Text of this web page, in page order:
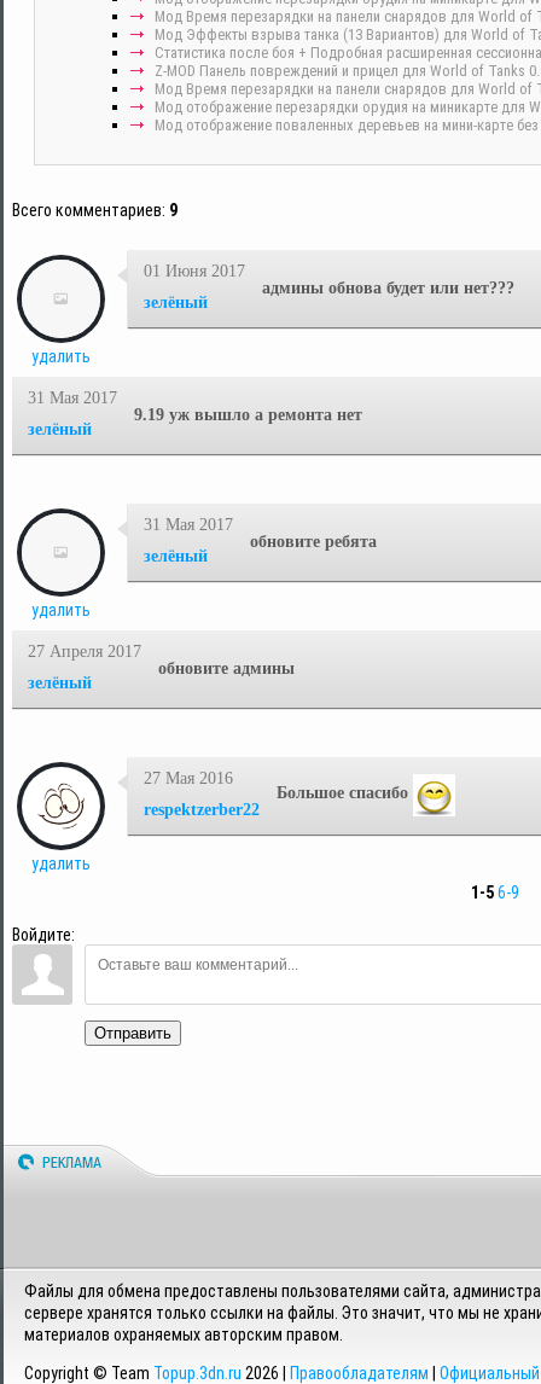
Мод Время перезарядки на панели снарядов для World of
Мод Эффекты взрыва танка (13 Вариантов) для World of
Cтатистика после боя + Подробная расширенная
Z-MOD Панель повреждений и прицел для World of Tanks
Мод Время перезарядки на панели снарядов для World of
Мод отображение перезарядки орудия на миникарте для
Мод отображение поваленных деревьев на мини-карте
Всего комментариев: 9
удалить
01 Июня 2017
зелёный
админы обнова будет или нет???
31 Мая 2017
зелёный
9.19 уж вышло а ремонта нет
удалить
31 Мая 2017
зелёный
обновите ребята
27 Апреля 2017
зелёный
обновите админы
удалить
27 Мая 2016
respektzerber22
Большое спасибо
1-56-9
Войдите:
Отправить
Файлы для обмена предоставлены пользователями сайта,
сервере хранятся только ссылки на файлы. Это значит, что мы не
материалов охраняемых авторским правом.
Copyright © Team Topup.3dn.ru 2026 | Правообладателям Официальный